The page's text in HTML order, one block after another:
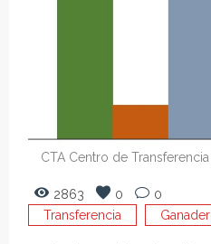
CTA Centro de
2863
0
0
Transferencia